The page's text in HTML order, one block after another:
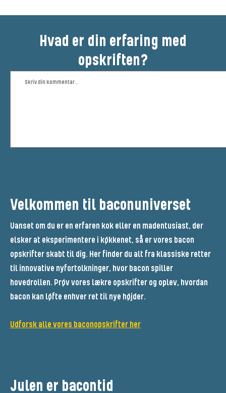
Hvad er din erfaring med
opskriften?
Velkommen til baconuniverset
Uanset om du er en erfaren kok eller en madentusiast, der
elsker at eksperimentere i køkkenet, så er vores bacon
opskrifter skabt til dig. Her finder du alt fra klassiske retter
til innovative nyfortolkninger, hvor bacon spiller
hovedrollen. Prøv vores lækre opskrifter og oplev, hvordan
bacon kan løfte enhver ret til nye højder.
Udforsk alle vores baconopskrifter her
Julen er bacontid